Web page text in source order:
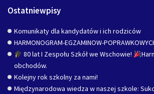
Ostatniewpisy
Komunikaty dla kandydatów i ich rodziców
HARMONOGRAM-EGZAMINOW-
80 lat I Zespołu Szkół we Wschowie!
obchodów.
Kolejny rok szkolny za nami!
Międzynarodowa wiedza w naszej szkole: